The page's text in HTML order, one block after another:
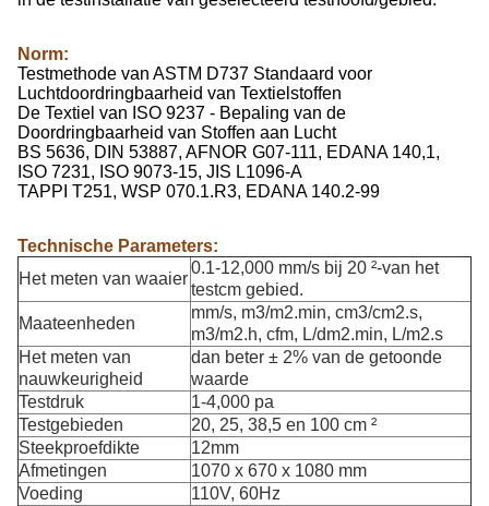
Norm:
Testmethode van ASTM D737 Standaard voor
Luchtdoordringbaarheid van Textielstoffen
De Textiel van ISO 9237 - Bepaling van de
Doordringbaarheid van Stoffen aan Lucht
BS 5636, DIN 53887, AFNOR G07-111, EDANA 140,1,
ISO 7231, ISO 9073-15, JIS L1096-A
TAPPI T251, WSP 070.1.R3, EDANA 140.2-99
Technische Parameters:
Het meten van waaier
0.1-12,000 mm/s bij 20 ²-van het
testcm gebied.
Maateenheden
mm/s, m3/m2.min, cm3/cm2.s,
m3/m2.h, cfm, L/dm2.min, L/m2.s
Het meten van
nauwkeurigheid
dan beter ± 2% van de getoonde
waarde
Testdruk
1-4,000 pa
Testgebieden
20, 25, 38,5 en 100 cm ²
Steekproefdikte
12mm
Afmetingen
1070 x 670 x 1080 mm
Voeding
110V, 60Hz